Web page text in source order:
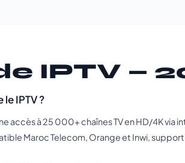
IPTV —
IPTV ?
accès à 25 000+ chaînes TV en HD/4K
Maroc Telecom, Orange et Inwi,